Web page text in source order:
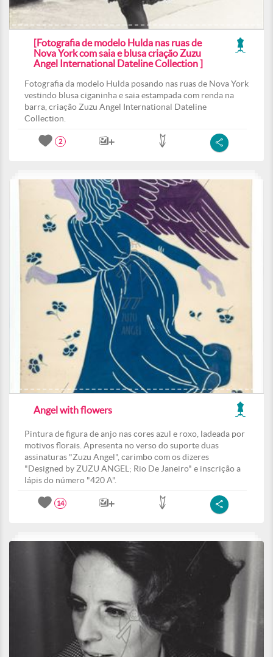
[Fotografia de modelo Hulda nas ruas de
Nova York com saia e blusa criação Zuzu
Angel International Dateline Collection ]
Fotografia da modelo Hulda posando nas ruas de Nova York
vestindo blusa ciganinha e saia estampada com renda na
barra, criação Zuzu Angel International Dateline
Collection.
2
Angel with flowers
Pintura de figura de anjo nas cores azul e roxo, ladeada por
motivos florais. Apresenta no verso do suporte duas
assinaturas "Zuzu Angel", carimbo com os dizeres
"Designed by ZUZU ANGEL; Rio De Janeiro" e inscrição a
lápis do número "420 A".
14